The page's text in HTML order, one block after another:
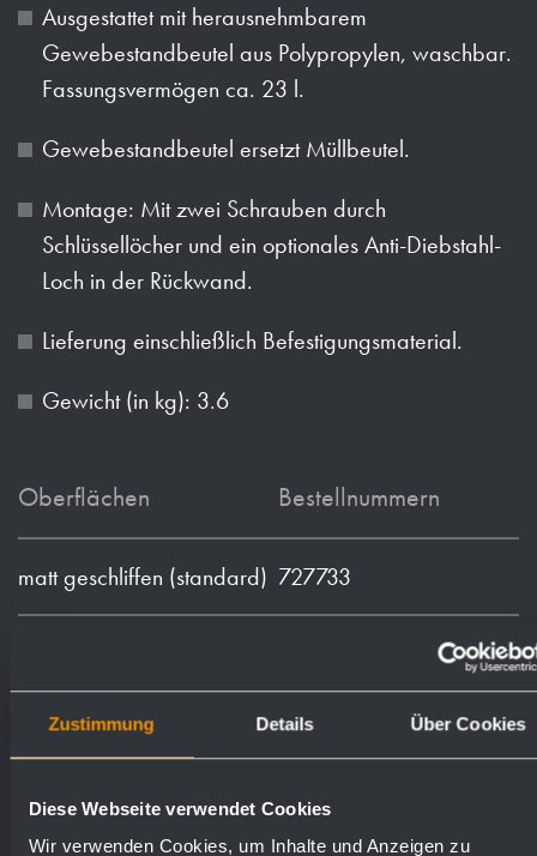
Zustimmung Details Über Cookies
Diese Webseite verwendet Cookies
Wir verwenden Cookies, um Inhalte und Anzeigen zu
Ausgestattet mit herausnehmbarem
Gewebestandbeutel aus Polypropylen, waschbar.
Fassungsvermögen ca. 23 l.
Gewebestandbeutel ersetzt Müllbeutel.
Montage: Mit zwei Schrauben durch
Schlüssellöcher und ein optionales Anti-Diebstahl-
Loch in der Rückwand.
Lieferung einschließlich Befestigungsmaterial.
Gewicht (in kg): 3.6
Oberflächen Bestellnummern
matt geschliffen (standard) 727733
(farbig) Pulver-beschichtet 728080